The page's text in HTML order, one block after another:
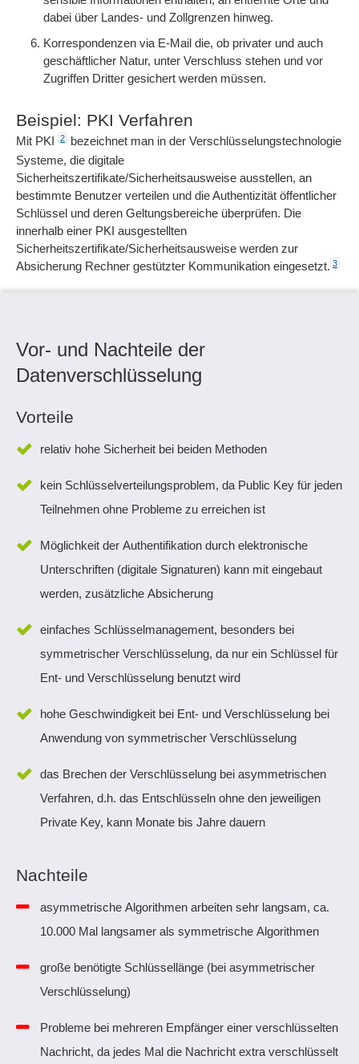
dabei über Landes- und Zollgrenzen hinweg.
Korrespondenzen via E-Mail die, ob privater und auch
geschäftlicher Natur, unter Verschluss stehen und vor
Zugriffen Dritter gesichert werden müssen.
Beispiel: PKI Verfahren
Mit PKI 2
bezeichnet man in der Verschlüsselungstechnologie
Systeme, die digitale
Sicherheitszertifikate/Sicherheitsausweise ausstellen, an
bestimmte Benutzer verteilen und die Authentizität öffentlicher
Schlüssel und deren Geltungsbereiche überprüfen. Die
innerhalb einer PKI ausgestellten
Sicherheitszertifikate/Sicherheitsausweise werden zur
Absicherung Rechner gestützter Kommunikation eingesetzt. 3
Vor- und Nachteile der
Datenverschlüsselung
Vorteile
relativ hohe Sicherheit bei beiden Methoden
kein Schlüsselverteilungsproblem, da Public Key für jeden
Teilnehmen ohne Probleme zu erreichen ist
Möglichkeit der Authentifikation durch elektronische
Unterschriften (digitale Signaturen) kann mit eingebaut
werden, zusätzliche Absicherung
einfaches Schlüsselmanagement, besonders bei
symmetrischer Verschlüsselung, da nur ein Schlüssel für
Ent- und Verschlüsselung benutzt wird
hohe Geschwindigkeit bei Ent- und Verschlüsselung bei
Anwendung von symmetrischer Verschlüsselung
das Brechen der Verschlüsselung bei asymmetrischen
Verfahren, d.h. das Entschlüsseln ohne den jeweiligen
Private Key, kann Monate bis Jahre dauern
Nachteile
asymmetrische Algorithmen arbeiten sehr langsam, ca.
10.000 Mal langsamer als symmetrische Algorithmen
große benötigte Schlüssellänge (bei asymmetrischer
Verschlüsselung)
Probleme bei mehreren Empfänger einer verschlüsselten
Nachricht, da jedes Mal die Nachricht extra verschlüsselt